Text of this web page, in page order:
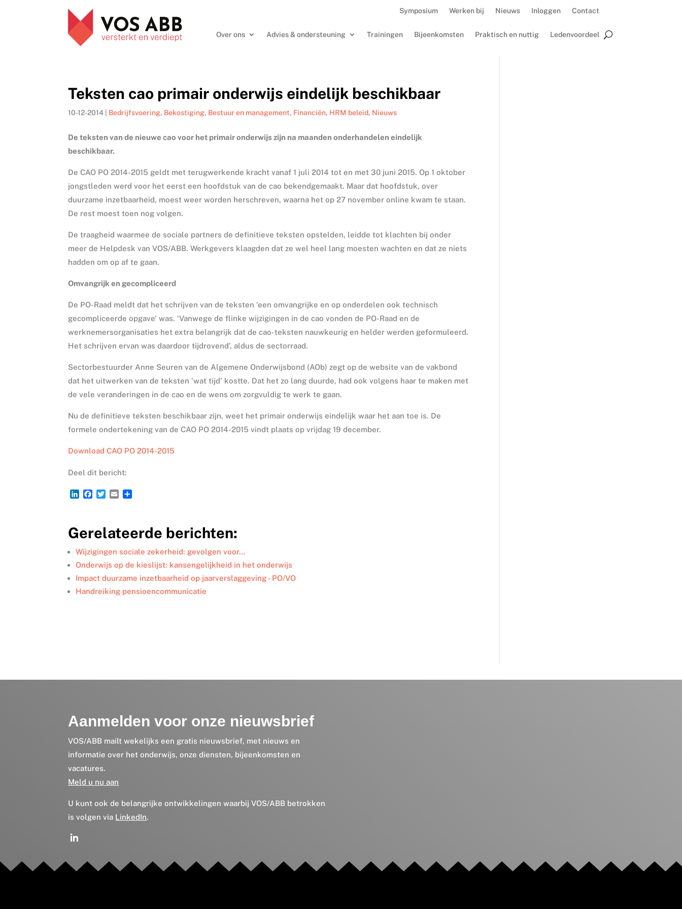
Symposium Werken bij Nieuws Inloggen Contact
Over ons Advies & ondersteuning Trainingen Bijeenkomsten Praktisch en nuttig Ledenvoordeel
Teksten cao primair onderwijs eindelijk beschikbaar
10-12-2014 Bedrijfsvoering, Bekostiging, Bestuur en management, Financiën, HRM beleid, Nieuws
De teksten van de nieuwe cao voor het primair onderwijs zijn na maanden onderhandelen eindelijk
beschikbaar.
De CAO PO 2014-2015 geldt met terugwerkende kracht vanaf 1 juli 2014 tot en met 30 juni 2015. Op 1 oktober
jongstleden werd voor het eerst een hoofdstuk van de cao bekendgemaakt. Maar dat hoofdstuk, over
duurzame inzetbaarheid, moest weer worden herschreven, waarna het op 27 november online kwam te staan.
De rest moest toen nog volgen.
De traagheid waarmee de sociale partners de definitieve teksten opstelden, leidde tot klachten bij onder
meer de Helpdesk van VOS/ABB. Werkgevers klaagden dat ze wel heel lang moesten wachten en dat ze niets
hadden om op af te gaan.
Omvangrijk en gecompliceerd
De PO-Raad meldt dat het schrijven van de teksten ‘een omvangrijke en op onderdelen ook technisch
gecompliceerde opgave’ was. ‘Vanwege de flinke wijzigingen in de cao vonden de PO-Raad en de
werknemersorganisaties het extra belangrijk dat de cao-teksten nauwkeurig en helder werden geformuleerd.
Het schrijven ervan was daardoor tijdrovend’, aldus de sectorraad.
Sectorbestuurder Anne Seuren van de Algemene Onderwijsbond (AOb) zegt op de website van de vakbond
dat het uitwerken van de teksten ‘wat tijd’ kostte. Dat het zo lang duurde, had ook volgens haar te maken met
de vele veranderingen in de cao en de wens om zorgvuldig te werk te gaan.
Nu de definitieve teksten beschikbaar zijn, weet het primair onderwijs eindelijk waar het aan toe is. De
formele ondertekening van de CAO PO 2014-2015 vindt plaats op vrijdag 19 december.
Download CAO PO 2014-2015
Deel dit bericht:
L
e
d
I
n
F
b
o
o
k
T
t
e
r
E
l
n
Gerelateerde berichten:
Wijzigingen sociale zekerheid: gevolgen voor…
Onderwijs op de kieslijst: kansengelijkheid in het onderwijs
Impact duurzame inzetbaarheid op jaarverslaggeving - PO/VO
Handreiking pensioencommunicatie
Aanmelden voor onze nieuwsbrief
VOS/ABB mailt wekelijks een gratis nieuwsbrief, met nieuws en
informatie over het onderwijs, onze diensten, bijeenkomsten en
vacatures.
Meld u nu aan
U kunt ook de belangrijke ontwikkelingen waarbij VOS/ABB betrokken
is volgen via LinkedIn.